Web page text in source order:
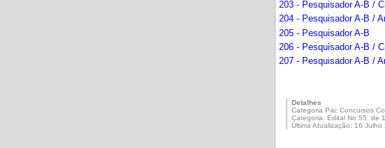
203 - Pesquisador A-B /
204 - Pesquisador A-B /
205 - Pesquisador A-B
206 - Pesquisador A-B /
207 - Pesquisador A-B /
Detalhes
Categoria Pai:Concursos
Categoria: Edital No 55, de
Última Atualização: 16 Julho